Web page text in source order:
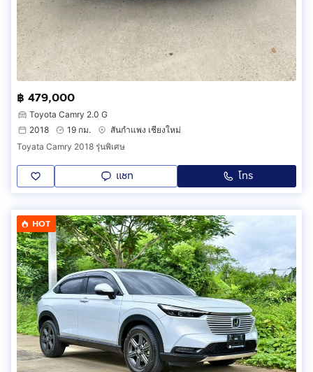
฿ 479,000
Toyota Camry 2.0 G
2018
19 กม.
สันกำแพง เชียงใหม่
Toyata Camry 2018 รุ่นพิเศษ
แชท โทร
HOT